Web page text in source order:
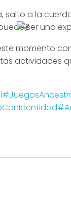
salto a la
ser una
momento
actividades